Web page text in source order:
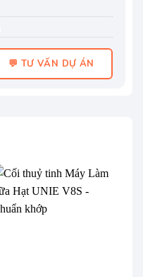
💬 TƯ VẤN DỰ ÁN